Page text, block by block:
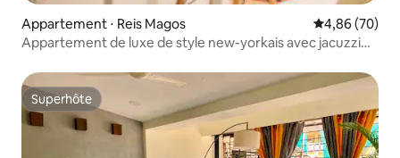
Appartement ⋅ Reis Magos Évaluation
4,86 (70)
Appartement de luxe de style new-yorkais avec jacuzzi
Superhôte
Superhôte